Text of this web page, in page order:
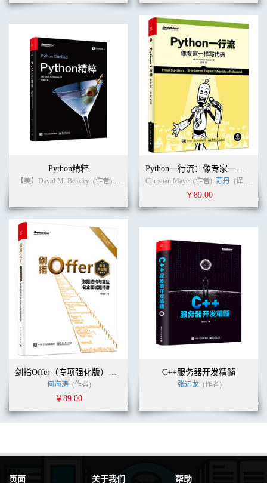
Item 86: Implement Serializable with great caution . . . . . . . . 343
Item 87: Consider using a custom serialized form . . . . . . . . . . . . 346
Item 88: Write readObject methods defensively . . . . . . . . . . . . 353
Item 89: For instance control, prefer enum types to readResolve . . . . . . .
Item 90: Consider serialization proxies instead of serialized instances . . .
. . . . . . . 363
Items Corresponding to Second Edition . . . . . . . . . . . . . . . 367
References. . . . . . . . . . . . . . . . . . . . . . . . . . . . . . . . . . . . . . . . . . . .
Index . . . . . . . . . . . . . . . . . . . . . . . . . . . . . . . . . . . . . . . . . . . . . . . .
Python精粹
【美】David M. Beazley (作者) 卢俊祥 (译者)
Christian Mayer (作者) 苏丹 (译者)
￥89.00
何海涛 (作者)
￥89.00
C++服务器开发精髓
张远龙 (作者)
页面 关于我们 帮助